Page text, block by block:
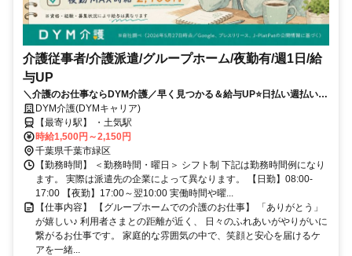
介護従事者/介護派遣/グループホーム/夜勤有/週1日/給
与UP
＼介護のお仕事ならDYM介護／早く見つかる＆給与UP⭐️日払い週払い
OK⭐️希望シフトで無理なく働ける✨
DYM介護(DYMキャリア)
【最寄り駅】 ・土気駅
時給1,500円～2,150円
千葉県千葉市緑区
【勤務時間】 ＜勤務時間・曜日＞ シフト制 下記は勤務時間例になり
ます。 実際は派遣先の企業によって異なります。 【日勤】08:00-
17:00 【夜勤】17:00～翌10:00 実働時間や曜...
【仕事内容】 【グループホームでの介護のお仕事】 「ありがとう」
が嬉しい♪ 利用者さまとの距離が近く、 日々のふれあいがやりがいに
繋がるお仕事です。 家庭的な雰囲気の中で、笑顔と安心を届けるケ
アを一緒...